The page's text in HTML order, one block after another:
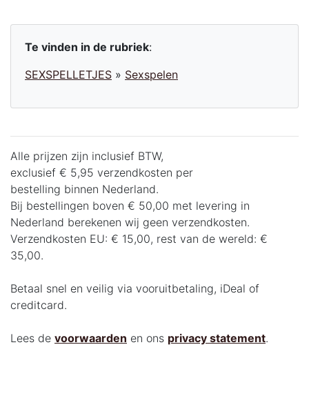
Te vinden in de rubriek:
SEXSPELLETJES » Sexspelen
Alle prijzen zijn inclusief BTW,
exclusief € 5,95 verzendkosten per
bestelling binnen Nederland.
Bij bestellingen boven € 50,00 met levering in
Nederland berekenen wij geen verzendkosten.
Verzendkosten EU: € 15,00, rest van de wereld: €
35,00.
Betaal snel en veilig via vooruitbetaling, iDeal of
creditcard.
Lees de voorwaarden en ons privacy statement.